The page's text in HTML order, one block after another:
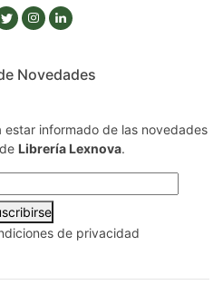
Novedades
estar informado de las novedades
Librería Lexnova.
de privacidad